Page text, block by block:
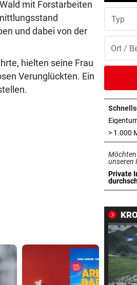
mit Forstarbeiten
und dabei von der
hielten seine Frau
Verunglückten. Ein
FALL
So
SIEG IN
etwas
Typ
> 1.000
Möchten
unseren
Private
in neuem